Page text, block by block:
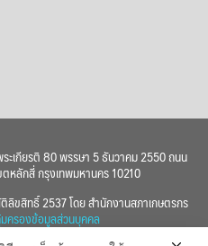
ะเกียรติ 80 พรรษา 5 ธันวาคม 2550 ถนน
หลักสี่ กรุงเทพมหานคร 10210
สิทธิ์ 2537 โดย สำนักงานสภาเกษตรกร
ครองข้อมูลส่วนบุคคล